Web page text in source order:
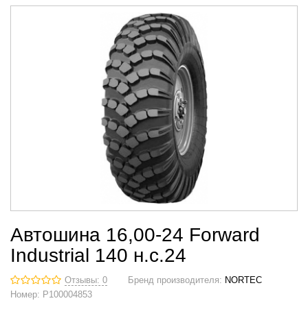
Автошина 16,00-24 Forward
Industrial 140 н.с.24
Отзывы: 0 Бренд производителя: NORTEC
Номер: Р100004853